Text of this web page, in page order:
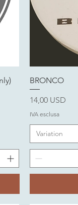
BRONCO
Prezzo
14,00 USD
IVA esclusa
Variation